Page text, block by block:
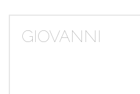
GIOVANNI